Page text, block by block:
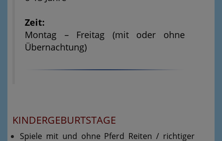
Zeit:
Montag – Freitag (mit oder ohne
Übernachtung)
KINDERGEBURTSTAGE
Spiele mit und ohne Pferd Reiten / richtiger